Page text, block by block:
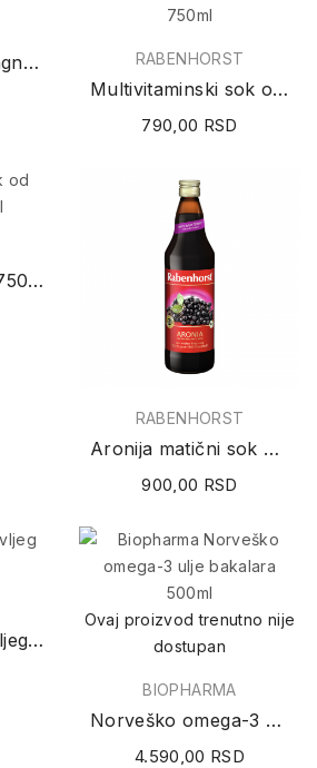
Relaksacija sa magnezijumom 750ml RABENHORST
Multivitaminski sok od pšenične trave 750ml
790,00 RSD
Sok od ananasa 750ml
RABENHORST
Aronija matični sok 750ml
900,00 RSD
Organsko ulje divljeg origana 10ml
Ovaj proizvod trenutno nije
dostupan
BIOPHARMA
Norveško omega-3 ulje bakalara 500ml
4.590,00 RSD